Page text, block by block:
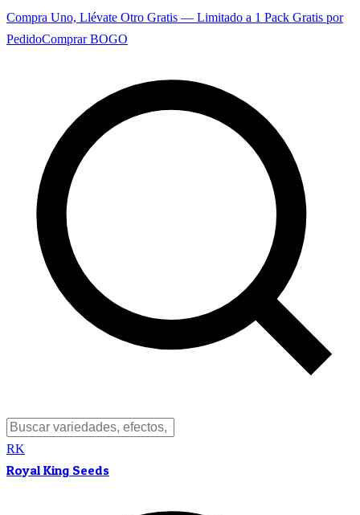
Compra Uno, Llévate Otro Gratis — Limitado a 1 Pack Gratis por
PedidoComprar BOGO
RK
Royal King Seeds